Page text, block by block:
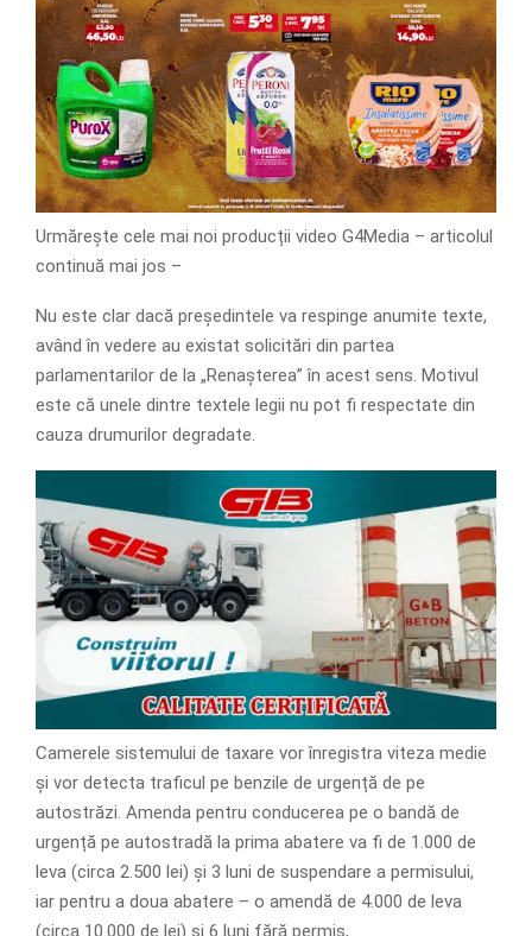
Urmărește cele mai noi producții video G4Media – articolul
continuă mai jos –
Nu este clar dacă președintele va respinge anumite texte,
având în vedere au existat solicitări din partea
parlamentarilor de la „Renașterea” în acest sens. Motivul
este că unele dintre textele legii nu pot fi respectate din
cauza drumurilor degradate.
Camerele sistemului de taxare vor înregistra viteza medie
și vor detecta traficul pe benzile de urgență de pe
autostrăzi. Amenda pentru conducerea pe o bandă de
urgență pe autostradă la prima abatere va fi de 1.000 de
leva (circa 2.500 lei) și 3 luni de suspendare a permisului,
iar pentru a doua abatere – o amendă de 4.000 de leva
(circa 10.000 de lei) și 6 luni fără permis,